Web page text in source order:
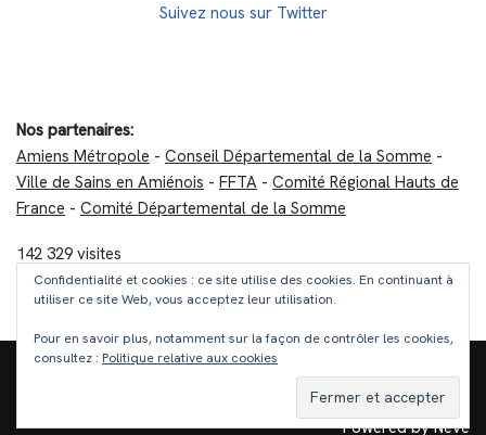
Suivez nous sur Twitter
Nos partenaires:
Amiens Métropole - Conseil Départemental de la Somme -
Ville de Sains en Amiénois - FFTA - Comité Régional Hauts de
France - Comité Départemental de la Somme
142 329 visites
Club de Tir à l'Arc de Sains en Amiénois © 2025. Tous droits
Powered by Neve
Confidentialité et cookies : ce site utilise des cookies. En continuant à
utiliser ce site Web, vous acceptez leur utilisation.
Pour en savoir plus, notamment sur la façon de contrôler les cookies,
consultez : Politique relative aux cookies